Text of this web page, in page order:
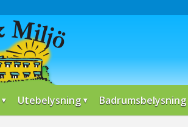
Utebelysning Badrumsbelysning